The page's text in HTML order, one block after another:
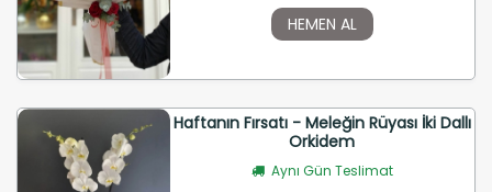
HEMEN AL
Haftanın Fırsatı - Meleğin Rüyası İki Dallı
Orkidem
Aynı Gün Teslimat